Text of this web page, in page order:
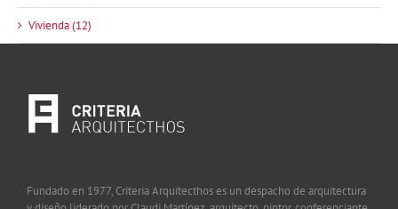
Vivienda (12)
Fundado en 1977, Criteria Arquitecthos es un despacho de arquitectura